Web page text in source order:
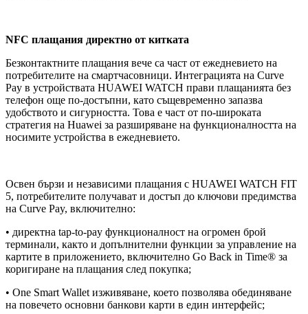
NFC плащания директно от китката
Безконтактните плащания вече са част от ежедневието на
потребителите на смартчасовници. Интеграцията на Curve
Pay в устройствата HUAWEI WATCH прави плащанията без
телефон още по-достъпни, като същевременно запазва
удобството и сигурността. Това е част от по-широката
стратегия на Huawei за разширяване на функционалността на
носимите устройства в ежедневието.
Освен бързи и независими плащания с HUAWEI WATCH FIT
5, потребителите получават и достъп до ключови предимства
на Curve Pay, включително:
• директна tap-to-pay функционалност на огромен брой
терминали, както и допълнителни функции за управление на
картите в приложението, включително Go Back in Time® за
коригиране на плащания след покупка;
• One Smart Wallet изживяване, което позволява обединяване
на повечето основни банкови карти в един интерфейс;